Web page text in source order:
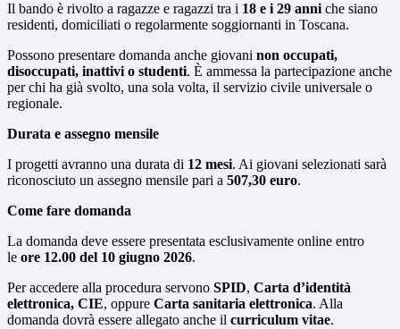
Il bando è rivolto a ragazze e ragazzi tra i 18 e i 29 anni che siano
residenti, domiciliati o regolarmente soggiornanti in Toscana.
Possono presentare domanda anche giovani non occupati,
disoccupati, inattivi o studenti. È ammessa la partecipazione anche
per chi ha già svolto, una sola volta, il servizio civile universale o
regionale.
Durata e assegno mensile
I progetti avranno una durata di 12 mesi. Ai giovani selezionati sarà
riconosciuto un assegno mensile pari a 507,30 euro.
Come fare domanda
La domanda deve essere presentata esclusivamente online entro
le ore 12.00 del 10 giugno 2026.
Per accedere alla procedura servono SPID, Carta d’identità
elettronica, CIE, oppure Carta sanitaria elettronica. Alla
domanda dovrà essere allegato anche il curriculum vitae.